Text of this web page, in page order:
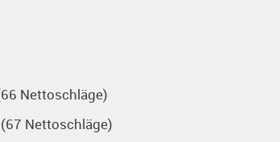
Nettoschläge)
Nettoschläge)